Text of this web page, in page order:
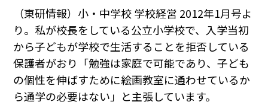
（東研情報）小・中学校 学校経営 2012年1月号よ
り。私が校長をしている公立小学校で、入学当初
から子どもが学校で生活することを拒否している
保護者がおり「勉強は家庭で可能であり、子ども
の個性を伸ばすために絵画教室に通わせているか
ら通学の必要はない」と主張しています。